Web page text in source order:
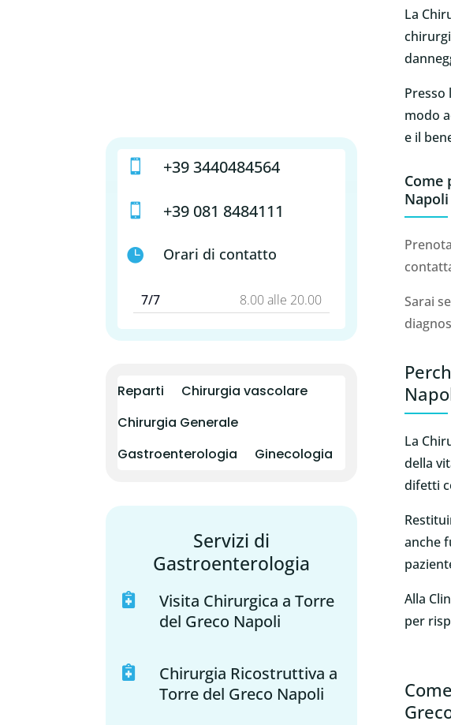
 +39 3440484564
 +39 081 8484111
 Orari di contatto
7/7 8.00 alle 20.00
Reparti
Chirurgia vascolare
Chirurgia Generale
Gastroenterologia
Ginecologia
Servizi di
Gastroenterologia

Visita Chirurgica a Torre
del Greco Napoli

Chirurgia Ricostruttiva a
Torre del Greco Napoli
La
Presso
modo
e il
Come
Napoli
Sarai
La
della
difetti
anche
Alla
per